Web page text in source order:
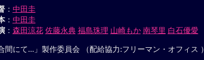
： 中田圭
： 中田圭
： 森田涼花 佐藤永典 福島珠理 山崎もか 南琴里 白石優愛
間にて...」製作委員会 （配給協力:フリーマン・オフィス ）